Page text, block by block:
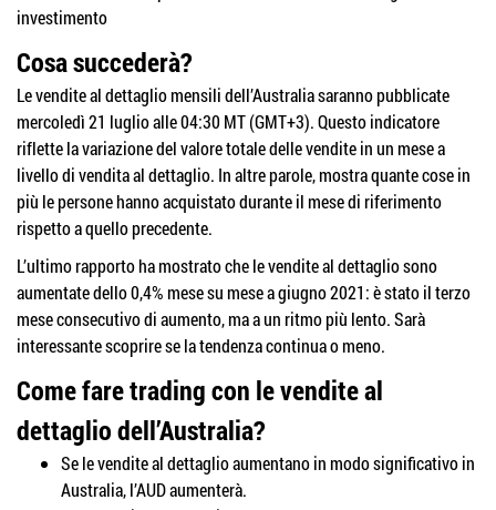
investimento
Cosa succederà?
Le vendite al dettaglio mensili dell’Australia saranno pubblicate
mercoledì 21 luglio alle 04:30 MT (GMT+3). Questo indicatore
riflette la variazione del valore totale delle vendite in un mese a
livello di vendita al dettaglio. In altre parole, mostra quante cose in
più le persone hanno acquistato durante il mese di riferimento
rispetto a quello precedente.
L’ultimo rapporto ha mostrato che le vendite al dettaglio sono
aumentate dello 0,4% mese su mese a giugno 2021: è stato il terzo
mese consecutivo di aumento, ma a un ritmo più lento. Sarà
interessante scoprire se la tendenza continua o meno.
Come fare trading con le vendite al
dettaglio dell’Australia?
Se le vendite al dettaglio aumentano in modo significativo in
Australia, l’AUD aumenterà.